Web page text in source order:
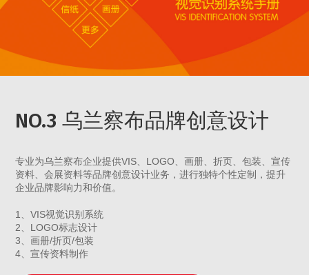
NO.3 乌兰察布品牌创意设计
专业为乌兰察布企业提供VIS、LOGO、画册、折页、包装、宣传
资料、会展资料等品牌创意设计业务，进行独特个性定制，提升
企业品牌影响力和价值。
1、VIS视觉识别系统
2、LOGO标志设计
3、画册/折页/包装
4、宣传资料制作